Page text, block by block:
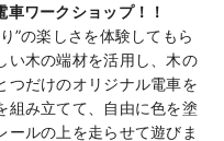
ワークショップ！！
”の楽しさを体験してもら
い木の端材を活用し、木の
つだけのオリジナル電車を
組み立てて、自由に色を塗
ールの上を走らせて遊びま